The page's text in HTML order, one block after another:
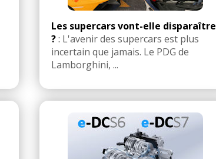
Les supercars vont-elle disparaître
?: L'avenir des supercars est plus
incertain que jamais. Le PDG de
Lamborghini, ...